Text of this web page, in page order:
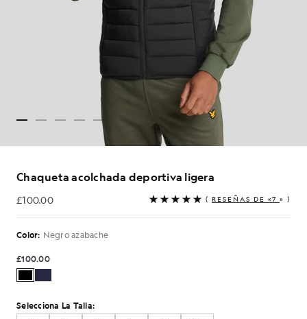
Chaqueta acolchada deportiva ligera
£100.00
£100.00 ( RESEÑAS DE «7 » )
Color: Negro azabache
£100.00
Selecciona La Talla: